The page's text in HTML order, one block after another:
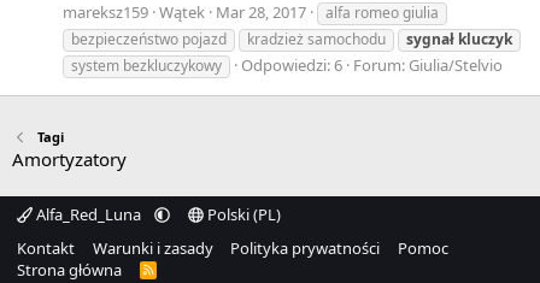
mareksz159 Wątek Mar 28, 2017
alfa romeo giulia
bezpieczeństwo pojazd
kradzież samochodu sygnał kluczyk
system bezkluczykowy
Odpowiedzi: 6 Forum: Giulia/Stelvio
Tagi
Amortyzatory
Alfa_Red_Luna
Polski (PL)
Kontakt
Warunki i zasady Polityka prywatności
Pomoc
Strona główna
R